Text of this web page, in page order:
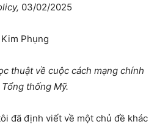
03/02/2025
Phụng
thuật về cuộc cách mạng chính
Tổng thống Mỹ.
đã định viết về một chủ đề khác